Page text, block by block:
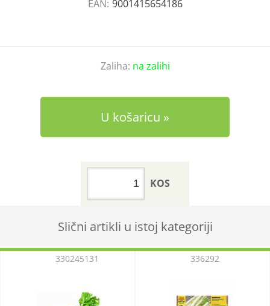
EAN: 9001415654186
Zaliha: na zalihi
U košaricu
KOS
Slični artikli u istoj kategoriji
330245131 336292